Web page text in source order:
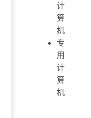
计
算
机
专
用
计
算
机